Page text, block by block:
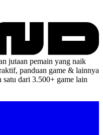
jutaan pemain yang naik
panduan game & lainnya
dari 3.500+ game lain